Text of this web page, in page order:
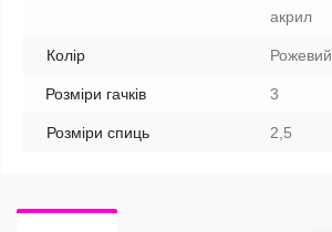
акрил
Колір Рожевий
Розміри гачків 3
Розміри спиць 2,5